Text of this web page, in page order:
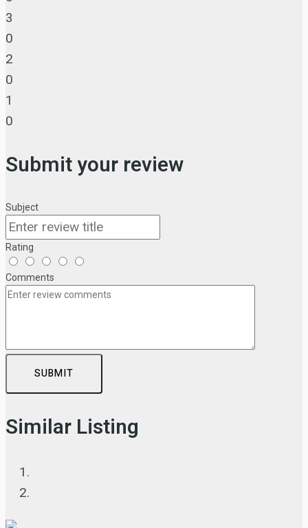
3
0
2
0
1
0
Submit your review
Subject
Rating
Comments
SUBMIT
Similar Listing